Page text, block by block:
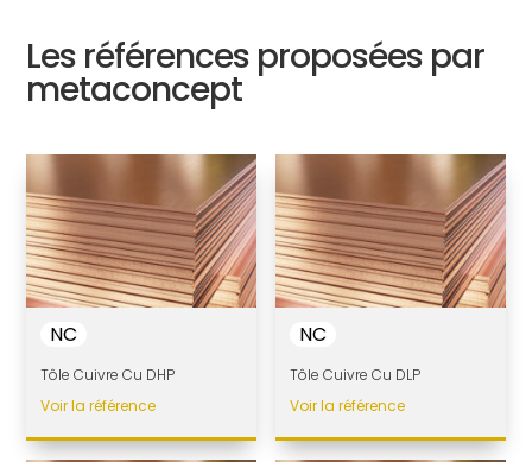
Les références proposées par
metaconcept
NC
Tôle Cuivre Cu DHP
Voir la référence
NC
Tôle Cuivre Cu DLP
Voir la référence